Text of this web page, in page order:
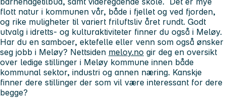
flott natur i kommunen vår, både i fjellet og ved fjorden,
og rike muligheter til variert friluftsliv året rundt. Godt
utvalg i idretts- og kulturaktiviteter finner du også i Meløy.
Har du en samboer, ektefelle eller venn som også ønsker
seg jobb i Meløy? Nettsiden meloy.no gir deg en oversikt
over ledige stillinger i Meløy kommune innen både
kommunal sektor, industri og annen næring. Kanskje
finner dere stillinger der som vil være interessant for dere
begge?